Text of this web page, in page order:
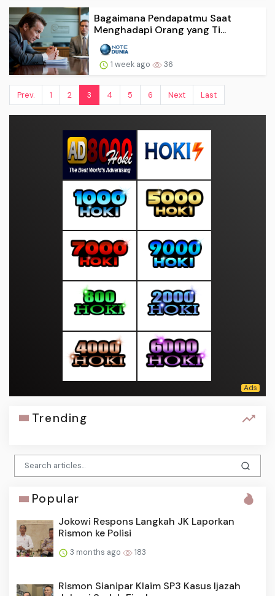
Bagaimana Pendapatmu Saat
Menghadapi Orang yang Ti...
1 week ago 36
Prev. 1 2 3 4 5 6 Next Last
Trending
Popular
Jokowi Respons Langkah JK Laporkan
Rismon ke Polisi
3 months ago 183
Rismon Sianipar Klaim SP3 Kasus Ijazah